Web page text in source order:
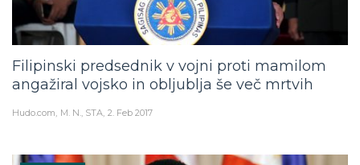
Filipinski predsednik v vojni proti mamilom
angažiral vojsko in obljublja še več mrtvih
Hudo.com M. N., STA 2. Feb 2017